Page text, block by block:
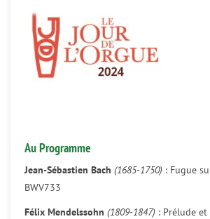
Au Programme
Jean-Sébastien Bach (1685-1750) : Fugue
BWV733
Félix Mendelssohn (1809-1847) : Prélude